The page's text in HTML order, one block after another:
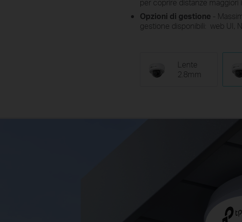
per coprire distanze maggiori
Opzioni di gestione -
gestione disponibili: web UI,
Lente
2.8mm